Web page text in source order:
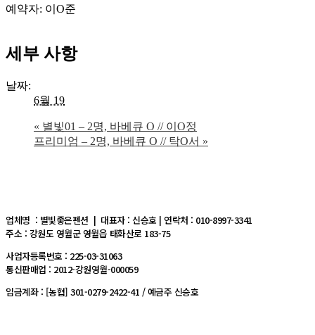
예약자: 이O준
세부 사항
날짜:
6월 19
« 별빛01 – 2명, 바베큐 O // 이O정
프리미엄 – 2명, 바베큐 O // 탁O서 »
업체명 : 별빛좋은펜션 | 대표자 : 신승호 | 연락처 : 010-8997-3341
주소 : 강원도 영월군 영월읍 태화산로 183-75
사업자등록번호 : 225-03-31063
통신판매업 : 2012-강원영월-000059
입금계좌 : [농협] 301-0279-2422-41 / 예금주 신승호